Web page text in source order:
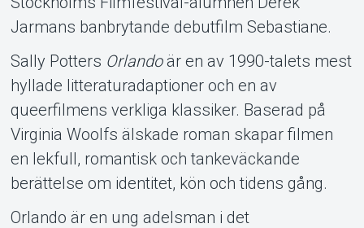
Jarmans banbrytande debutfilm Sebastiane.
Sally Potters Orlandoär en av 1990-talets mest
hyllade litteraturadaptioner och en av
queerfilmens verkliga klassiker. Baserad på
Virginia Woolfs älskade roman skapar filmen
en lekfull, romantisk och tankeväckande
berättelse om identitet, kön och tidens gång.
Orlando är en ung adelsman i det